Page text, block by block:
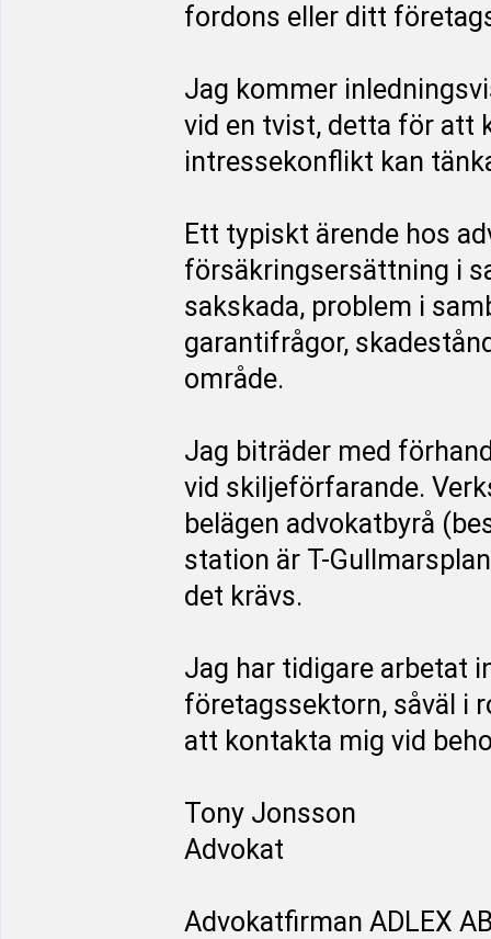
fordons eller ditt
Jag kommer
vid en tvist, detta för att
intressekonflikt kan
Ett typiskt ärende hos
försäkringsersättning i
sakskada, problem i
garantifrågor,
område.
Jag biträder med
vid skiljeförfarande.
belägen advokatbyrå
station är T-
det krävs.
Jag har tidigare arbetat
företagssektorn, såväl i
att kontakta mig vid
Tony Jonsson
Advokat
Advokatfirman ADLEX